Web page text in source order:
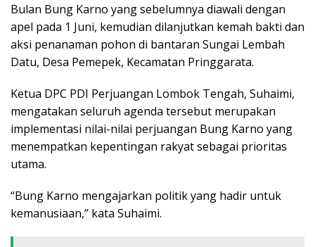
Bulan Bung Karno yang sebelumnya diawali dengan
apel pada 1 Juni, kemudian dilanjutkan kemah bakti dan
aksi penanaman pohon di bantaran Sungai Lembah
Datu, Desa Pemepek, Kecamatan Pringgarata.
Ketua DPC PDI Perjuangan Lombok Tengah, Suhaimi,
mengatakan seluruh agenda tersebut merupakan
implementasi nilai-nilai perjuangan Bung Karno yang
menempatkan kepentingan rakyat sebagai prioritas
utama.
“Bung Karno mengajarkan politik yang hadir untuk
kemanusiaan,” kata Suhaimi.